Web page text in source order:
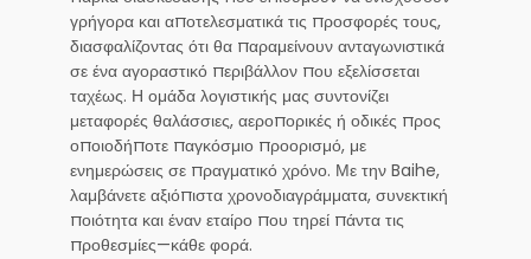
γρήγορα και αποτελεσματικά τις προσφορές τους,
διασφαλίζοντας ότι θα παραμείνουν ανταγωνιστικά
σε ένα αγοραστικό περιβάλλον που εξελίσσεται
ταχέως. Η ομάδα λογιστικής μας συντονίζει
μεταφορές θαλάσσιες, αεροπορικές ή οδικές προς
οποιοδήποτε παγκόσμιο προορισμό, με
ενημερώσεις σε πραγματικό χρόνο. Με την Baihe,
λαμβάνετε αξιόπιστα χρονοδιαγράμματα, συνεκτική
ποιότητα και έναν εταίρο που τηρεί πάντα τις
προθεσμίες—κάθε φορά.